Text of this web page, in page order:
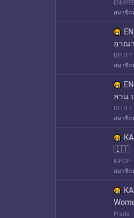
สมาชิก
อาณ
สมาชิก
ลาน
สมาชิก
🇮🇹
K-POP
สมาชิก
Prada